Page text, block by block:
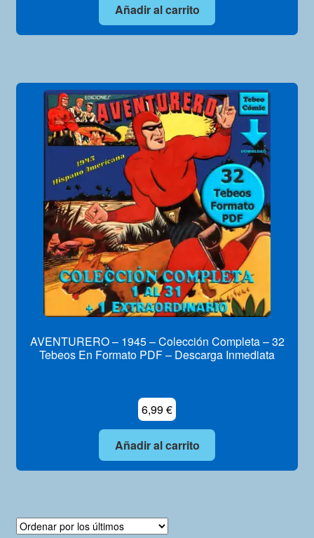
Añadir al carrito
AVENTURERO – 1945 – Colección Completa – 32
Tebeos En Formato PDF – Descarga Inmediata
6,99€
Añadir al carrito